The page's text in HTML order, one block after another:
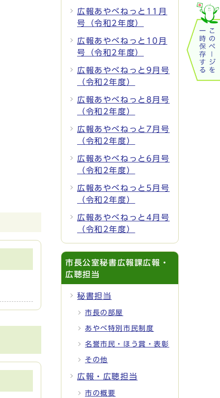
広報あやべねっと11月
号（令和2年度）
広報あやべねっと10月
号（令和2年度）
広報あやべねっと9月号
（令和2年度）
広報あやべねっと8月号
（令和2年度）
広報あやべねっと7月号
（令和2年度）
広報あやべねっと6月号
（令和2年度）
広報あやべねっと5月号
（令和2年度）
広報あやべねっと4月号
（令和2年度）
市長公室秘書広報課広報・
広聴担当
秘書担当
市長の部屋
あやべ特別市民制度
名誉市民・ほう賞・表彰
その他
広報・広聴担当
市の概要